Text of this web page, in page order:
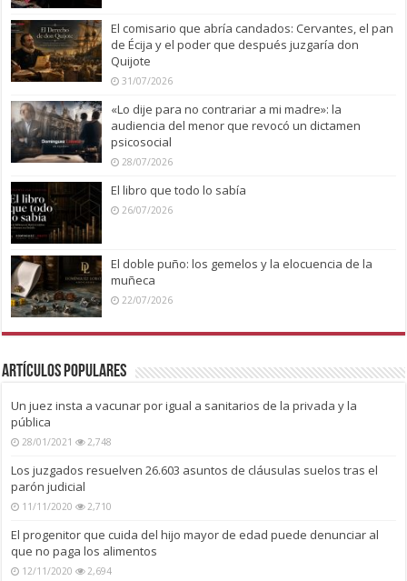
El comisario que abría candados: Cervantes, el pan
de Écija y el poder que después juzgaría don
Quijote
31/07/2026
«Lo dije para no contrariar a mi madre»: la
audiencia del menor que revocó un dictamen
psicosocial
28/07/2026
El libro que todo lo sabía
26/07/2026
El doble puño: los gemelos y la elocuencia de la
muñeca
22/07/2026
Artículos Populares
Un juez insta a vacunar por igual a sanitarios de la privada y la
pública
28/01/2021 2,748
Los juzgados resuelven 26.603 asuntos de cláusulas suelos tras el
parón judicial
11/11/2020 2,710
El progenitor que cuida del hijo mayor de edad puede denunciar al
que no paga los alimentos
12/11/2020 2,694